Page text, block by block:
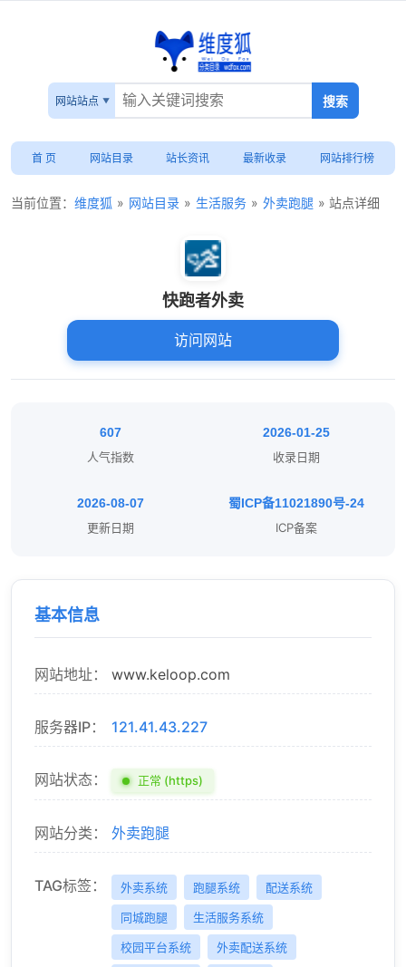
网站站点
首 页 网站目录 站长资讯 最新收录 网站排行榜
当前位置： 维度狐 » 网站目录 » 生活服务 » 外卖跑腿 » 站点详细
快跑者外卖
访问网站
607
人气指数
2026-01-25
收录日期
2026-08-07
更新日期
蜀ICP备11021890号-24
ICP备案
基本信息
网站地址： www.keloop.com
服务器IP： 121.41.43.227
网站状态： 正常 (https)
网站分类： 外卖跑腿
TAG标签： 外卖系统 跑腿系统 配送系统
同城跑腿 生活服务系统
校园平台系统 外卖配送系统